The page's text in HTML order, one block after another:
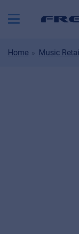
Home Music